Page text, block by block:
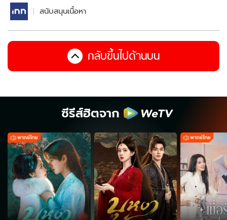
สนับสนุนเนื้อหา
กลับขึ้นไปด้านบน
ซีรีส์ฮิตจาก